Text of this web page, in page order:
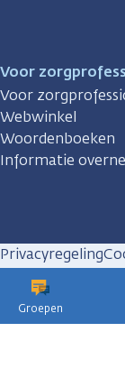
Groepen
Voor
Voor
Webwinkel
Woordenboeken
Informatie
Privacyregeling
Huisregels